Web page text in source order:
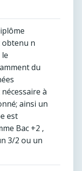
n
du
à
ainsi un
est
Bac +2 ,
3/2 ou un